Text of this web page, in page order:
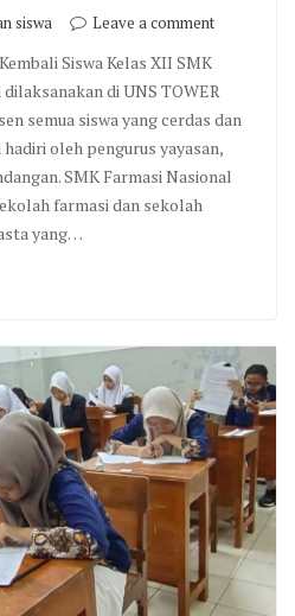
siswa Leave a comment
Siswa Kelas XII SMK
di UNS TOWER
semua siswa yang cerdas dan
hadiri oleh pengurus yayasan,
SMK Farmasi Nasional
farmasi dan sekolah
yang…